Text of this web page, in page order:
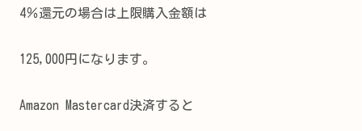
4％還元の場合は上限購入金額は
125,000円になります。
Amazon Mastercard決済すると